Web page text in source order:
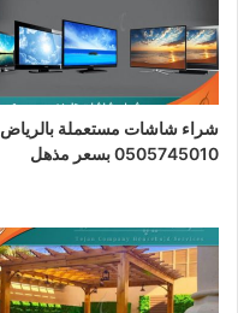
شراء شاشات مستعملة بالرياض
0505745010 بسعر مذهل